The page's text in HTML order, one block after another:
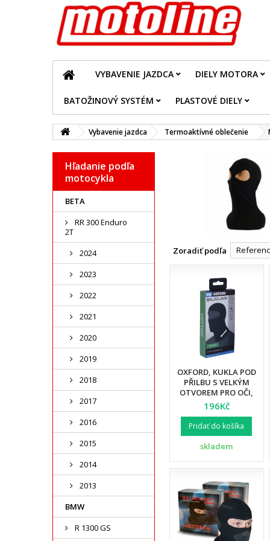
VYBAVENIE JAZDCA DIELY MOTORA
BATOŽINOVÝ SYSTÉM PLASTOVÉ DIELY
Vybavenie jazdca Termoaktívné oblečenie
Hľadanie podľa
motocykla
BETA
RR 300 Enduro
2T
2024
2023
2022
2021
2020
2019
2018
2017
2016
2015
2014
2013
BMW
R 1300 GS
Zoradiť podľa
OXFORD, KUKLA POD
PŘILBU S VELKÝM
OTVOREM PRO OČI,
BARVA ČERNÁ,
VELIKOST UNI
(PŮVODNÍ KÓD:
196Kč
Pridať do košíka
skladem